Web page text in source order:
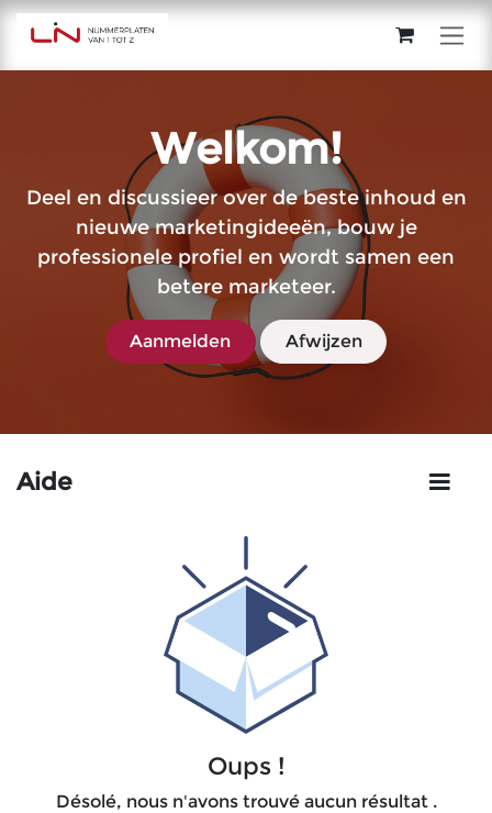
Se rendre au contenu
Welkom!
Deel en discussieer over de beste inhoud en
nieuwe marketingideeën, bouw je
professionele profiel en wordt samen een
betere marketeer.
Aanmelden Afwijzen
Aide
Oups !
Désolé, nous n'avons trouvé aucun résultat .